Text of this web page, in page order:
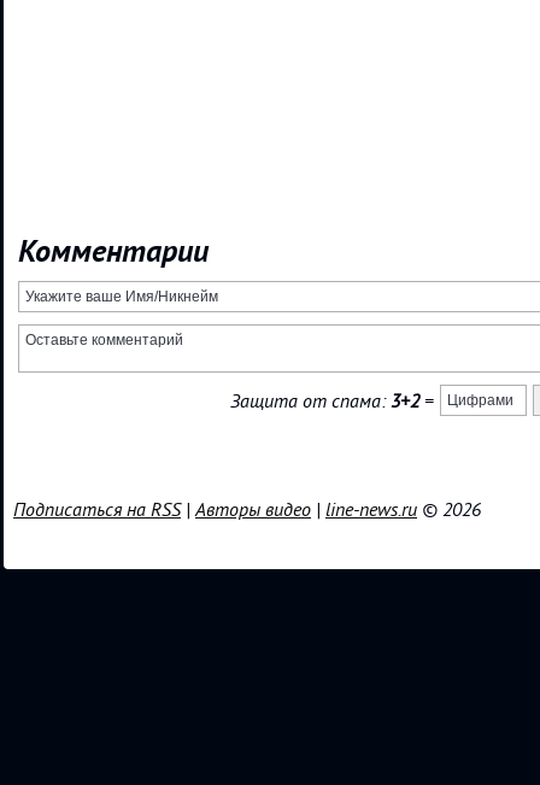
Комментарии
Защита от спама:3+2=
Подписаться на RSS|Авторы видео | line-news.ru © 2026